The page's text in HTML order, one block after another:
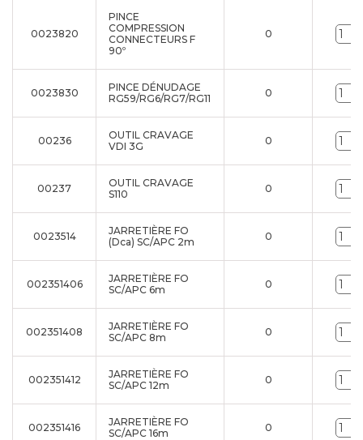
0023820
PINCE
COMPRESSION
CONNECTEURS F
90º
0
0023830
PINCE DÉNUDAGE
RG59/RG6/RG7/RG11
0
00236
OUTIL CRAVAGE
VDI 3G
0
00237
OUTIL CRAVAGE
S110
0
0023514
JARRETIÈRE FO
(Dca) SC/APC 2m
0
002351406
JARRETIÈRE FO
SC/APC 6m
0
002351408
JARRETIÈRE FO
SC/APC 8m
0
002351412
JARRETIÈRE FO
SC/APC 12m
0
002351416
JARRETIÈRE FO
SC/APC 16m
0